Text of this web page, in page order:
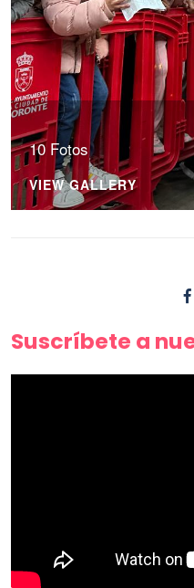
10 Fotos
VIEW GALLERY
Suscríbete a